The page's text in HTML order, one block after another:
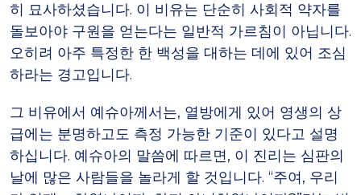
히 묘사하셨습니다. 이 비유는 단순히 사회적 약자를
돌보아야 구원을 얻는다는 일반적 가르침이 아닙니다.
오히려 아주 특정한 한 백성을 대하는 데에 있어 조심
하라는 경고입니다.
그 비유에서 예슈아께서는, 열방에게 있어 영생의 상
급에는 분명하고도 측정 가능한 기준이 있다고 설명
하십니다. 예슈아의 말씀에 따르면, 이 진리는 심판의
날에 많은 사람들을 놀라게 할 것입니다. “주여, 우리